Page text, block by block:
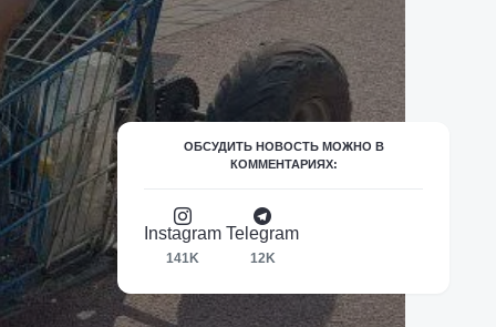
ОБСУДИТЬ НОВОСТЬ МОЖНО В
КОММЕНТАРИЯХ:
Instagram
141K
Telegram
12K